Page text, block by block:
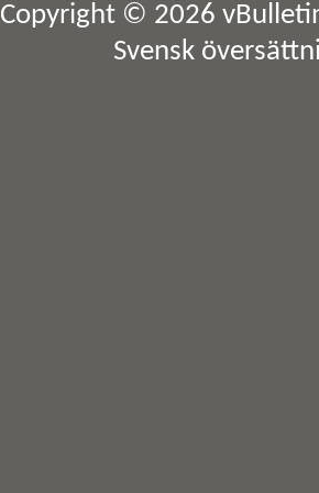
Copyright © 2026
Svensk